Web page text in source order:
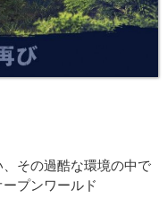
その過酷な環境の中で
プンワールド